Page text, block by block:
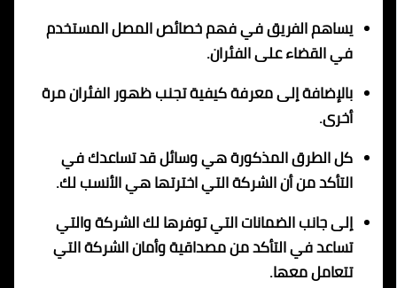
يساهم الفريق في فهم خصائص المصل المستخدم
في القضاء على الفئران.
بالإضافة إلى معرفة كيفية تجنب ظهور الفئران مرة
أخرى.
كل الطرق المذكورة هي وسائل قد تساعدك في
التأكد من أن الشركة التي اخترتها هي الأنسب لك.
إلى جانب الضمانات التي توفرها لك الشركة والتي
تساعد في التأكد من مصداقية وأمان الشركة التي
تتعامل معها.